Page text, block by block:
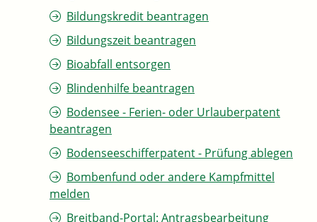
Bildungskredit beantragen
Bildungszeit beantragen
Bioabfall entsorgen
Blindenhilfe beantragen
Bodensee - Ferien- oder Urlauberpatent
beantragen
Bodenseeschifferpatent - Prüfung ablegen
Bombenfund oder andere Kampfmittel
melden
Breitband-Portal: Antragsbearbeitung